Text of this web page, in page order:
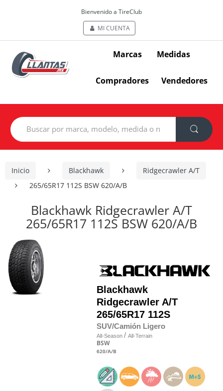
Bienvenido a TireClub
MI CUENTA
Marcas Medidas
Compradores Vendedores
Search
for:
Inicio Blackhawk
Ridgecrawler A/T
265/65R17 112S BSW 620/A/B
Blackhawk Ridgecrawler A/T
265/65R17 112S BSW 620/A/B
Blackhawk
Ridgecrawler A/T
265/65R17 112S
SUV/Camión Ligero
All-Season / All-Terrain
BSW
620/A/B